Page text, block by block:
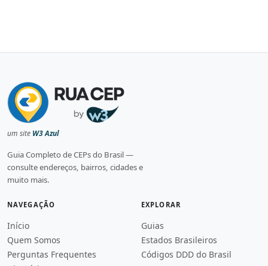
um site W3 Azul
Guia Completo de CEPs do Brasil —
consulte endereços, bairros, cidades e
muito mais.
NAVEGAÇÃO
Início
Quem Somos
Perguntas Frequentes
EXPLORAR
Guias
Estados Brasileiros
Códigos DDD do Brasil